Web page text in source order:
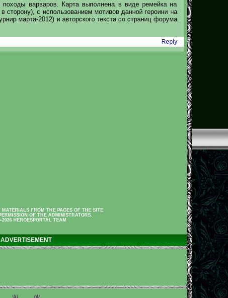
варваров. Карта выполнена в виде ремейка на
сторону), с использованием мотивов данной героини на
марта-2012) и авторского текста со страниц форума
Reply
MATERIALS FROM THE PAGES OF THE SITE
OF THE ADMINISTRATORS.
2026 HEROESPORTAL TEAM
ADVERTISEMENT